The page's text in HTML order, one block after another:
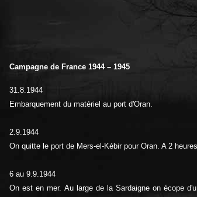
Campagne de France 1944 – 1945
31.8.1944
Embarquement du matériel au port d'Oran.
2.9.1944
On quitte le port de Mers-el-Kébir pour Oran. A 2
6 au 9.9.1944
On est en mer. Au large de la Sardaigne on écope